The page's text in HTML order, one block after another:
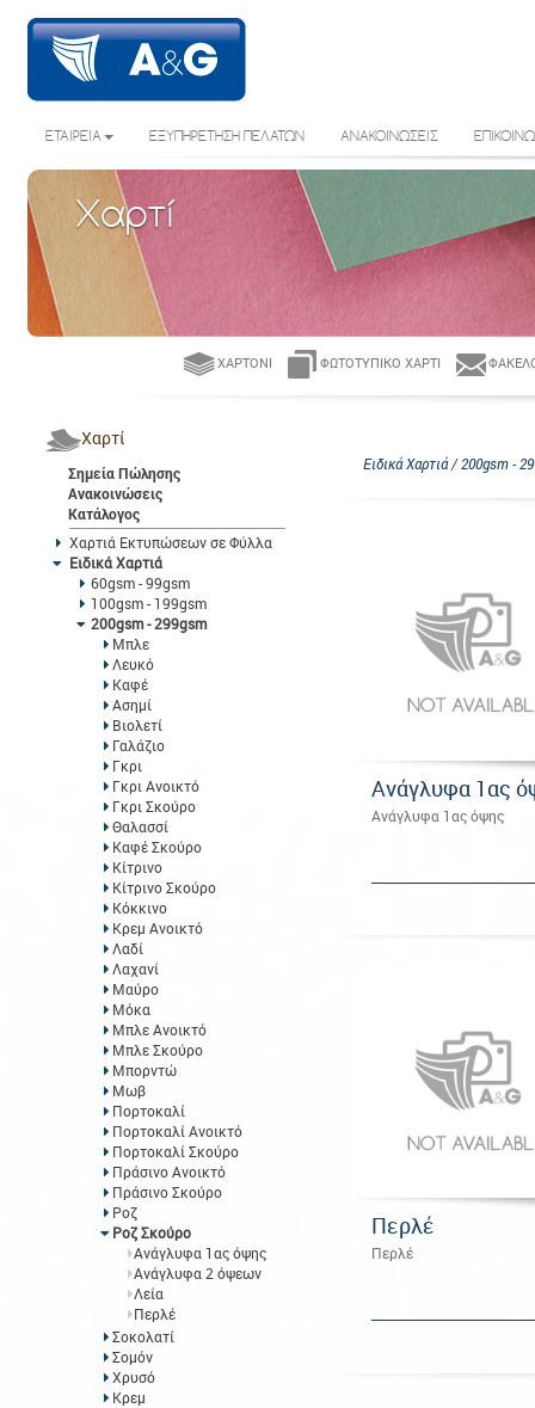
ΕΤΑΙΡΕΙΑ ΕΞΥΠΗΡΕΤΗΣΗ ΠΕΛΑΤΩΝ ΑΝΑΚΟΙΝΩΣΕΙΣ
Χαρτί
ΧΑΡΤΌΝΙ ΦΩΤΟΤΥΠΙΚΌ ΧΑΡΤΊ
Χαρτί
Σημεία Πώλησης
Ανακοινώσεις
Κατάλογος
Χαρτιά Εκτυπώσεων σε Φύλλα
Ειδικά Χαρτιά
60gsm - 99gsm
100gsm - 199gsm
200gsm - 299gsm
Μπλε
Λευκό
Καφέ
Ασημί
Βιολετί
Γαλάζιο
Γκρι
Γκρι Ανοικτό
Γκρι Σκούρο
Θαλασσί
Καφέ Σκούρο
Κίτρινο
Κίτρινο Σκούρο
Κόκκινο
Κρεμ Ανοικτό
Λαδί
Λαχανί
Μαύρο
Μόκα
Μπλε Ανοικτό
Μπλε Σκούρο
Μπορντώ
Μωβ
Πορτοκαλί
Πορτοκαλί Ανοικτό
Πορτοκαλί Σκούρο
Πράσινο Ανοικτό
Πράσινο Σκούρο
Ροζ
Ροζ Σκούρο
Ανάγλυφα 1ας όψης
Ανάγλυφα 2 όψεων
Λεία
Περλέ
Σοκολατί
Σομόν
Χρυσό
Κρεμ
Ειδικά Χαρτιά / 200gsm -
Ανάγλυφα 1ας
Ανάγλυφα 1ας όψης
Περλέ
Περλέ